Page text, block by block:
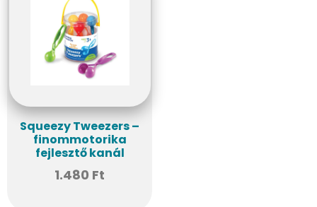
Squeezy Tweezers –
finommotorika
fejlesztő kanál
1.480 Ft